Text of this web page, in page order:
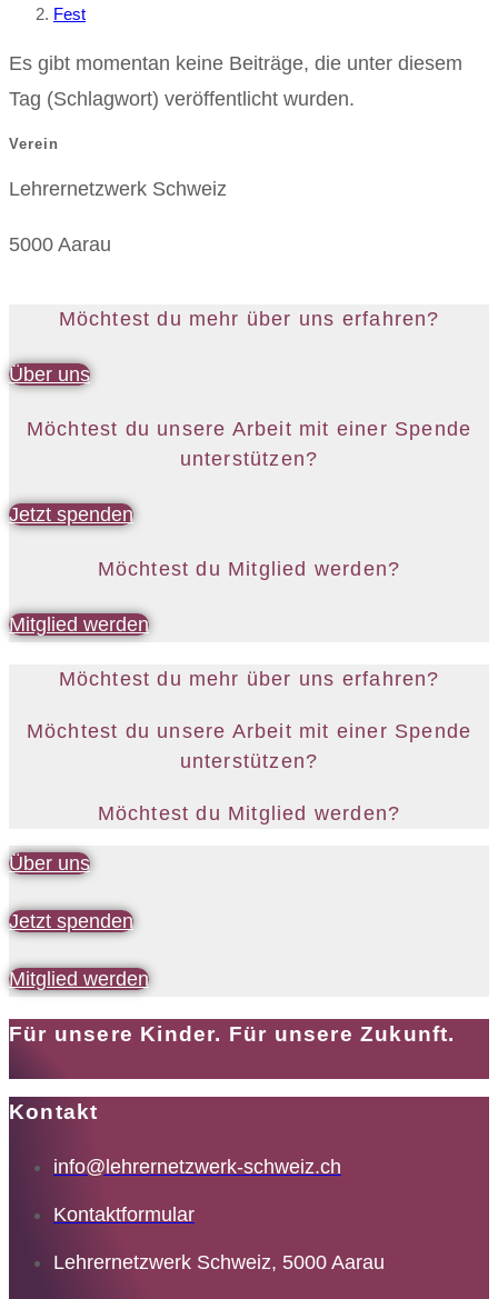
Fest
Es gibt momentan keine Beiträge, die unter diesem
Tag (Schlagwort) veröffentlicht wurden.
Verein
Lehrernetzwerk Schweiz
5000 Aarau
Möchtest du mehr über uns erfahren?
Über uns
Möchtest du unsere Arbeit mit einer Spende
unterstützen?
Jetzt spenden
Möchtest du Mitglied werden?
Mitglied werden
Möchtest du mehr über uns erfahren?
Möchtest du unsere Arbeit mit einer Spende
unterstützen?
Möchtest du Mitglied werden?
Über uns
Jetzt spenden
Mitglied werden
Für unsere Kinder. Für unsere Zukunft.
Kontakt
info@lehrernetzwerk-schweiz.ch
Kontaktformular
Lehrernetzwerk Schweiz, 5000 Aarau